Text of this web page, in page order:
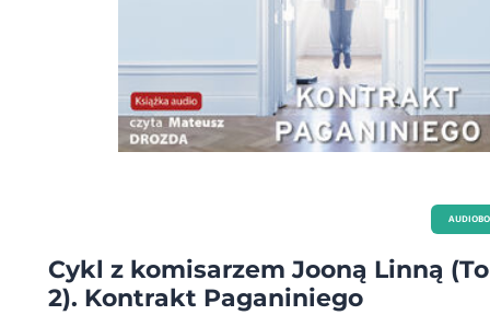
Cykl z komisarzem Jooną Linną
2). Kontrakt Paganiniego